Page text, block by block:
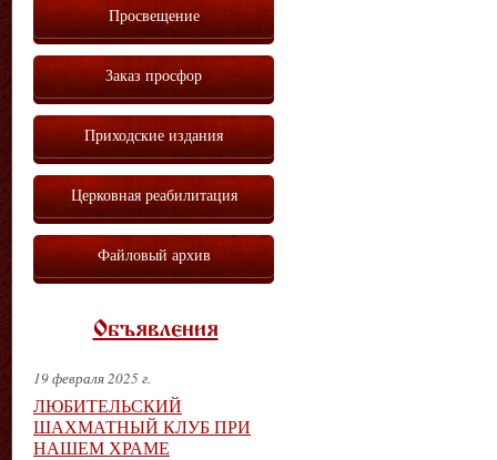
Просвещение
Заказ просфор
Приходские издания
Церковная реабилитация
Файловый архив
Объявления
19 февраля 2025 г.
ЛЮБИТЕЛЬСКИЙ
ШАХМАТНЫЙ КЛУБ ПРИ
НАШЕМ ХРАМЕ